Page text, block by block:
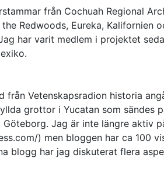
från Cochuah Regional
Redwoods, Eureka, Kalifornien
har varit medlem i projektet
från Vetenskapsradion historia
grottor i Yucatan som sändes
Jag är inte längre aktiv
) men bloggen har ca 100
blogg har jag diskuterat flera